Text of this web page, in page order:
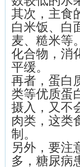
其次，主食
白米饭、白
麦、糙米等
化合物，消
平缓。
再者，蛋白
类等优质蛋
摄入，又不
肉类，这类
制。
另外，要注
多，糖尿病